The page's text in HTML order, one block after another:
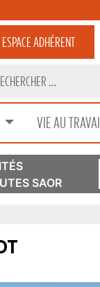
ESPACEADHÉRENT
VIE AU TRAVAIL
SAOR